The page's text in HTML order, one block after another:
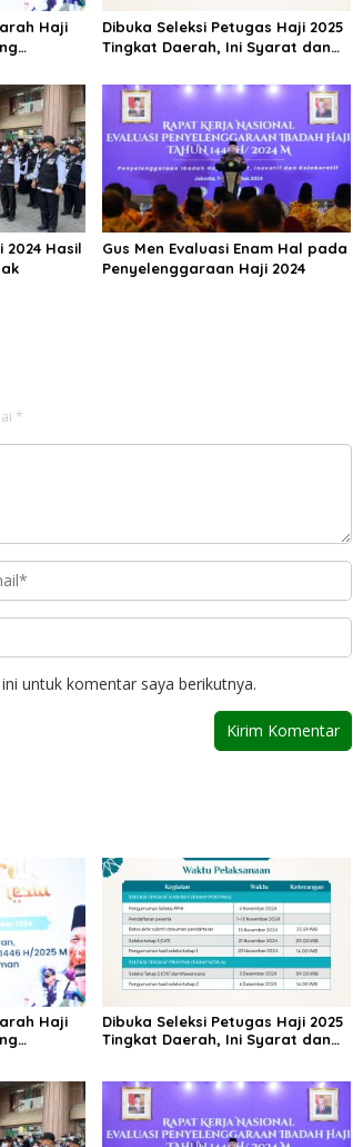
Haji
Dibuka Seleksi Petugas Haji 2025
Tingkat Daerah, Ini Syarat dan
2024 Hasil
Gus Men Evaluasi Enam Hal pada
Penyelenggaraan Haji 2024
*
untuk komentar saya berikutnya.
Haji
Dibuka Seleksi Petugas Haji 2025
Tingkat Daerah, Ini Syarat dan